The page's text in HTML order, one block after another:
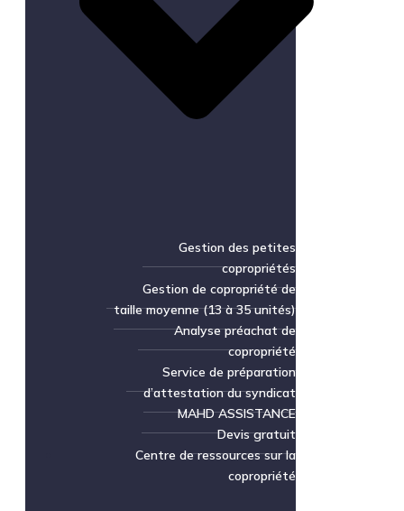
Gestion des petites
copropriétés
Gestion de copropriété de
taille moyenne (13 à 35 unités)
Analyse préachat de
copropriété
Service de préparation
d’attestation du syndicat
MAHD ASSISTANCE
Devis gratuit
Centre de ressources sur la
copropriété